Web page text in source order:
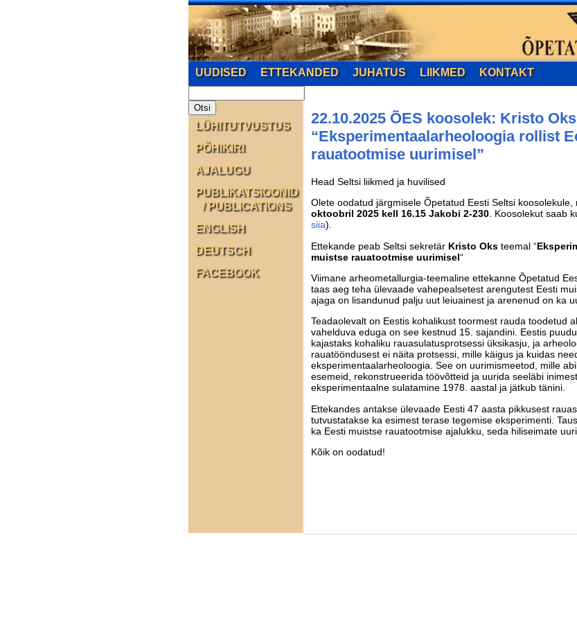
UUDISED ETTEKANDED JUHATUS LIIKMED KONTAKT
22.10.2025 ÕES koosolek: Kristo Oks
“Eksperimentaalarheoloogia rollist
rauatootmise uurimisel”
Head Seltsi liikmed ja huvilised
Olete oodatud järgmisele Õpetatud Eesti Seltsi
oktoobril 2025 kell 16.15 Jakobi 2-230. Koosolekut saab
siia).
Ettekande peab Seltsi sekretär Kristo Oks teemal “
muistse rauatootmise uurimisel“
Viimane arheometallurgia-teemaline ettekanne Õpetatud
taas aeg teha ülevaade vahepealsetest arengutest Eesti
ajaga on lisandunud palju uut leiuainest ja arenenud on ka
Teadaolevalt on Eestis kohalikust toormest rauda toodetud
vahelduva eduga on see kestnud 15. sajandini. Eestis
kajastaks kohaliku rauasulatusprotsessi üksikasju, ja
rauatööndusest ei näita protsessi, mille käigus ja kuidas
eksperimentaalarheoloogia. See on uurimismeetod, mille
esemeid, rekonstrueerida töövõtteid ja uurida seeläbi
eksperimentaalne sulatamine 1978. aastal ja jätkub tänini.
Ettekandes antakse ülevaade Eesti 47 aasta pikkusest
tutvustatakse ka esimest terase tegemise eksperimenti.
ka Eesti muistse rauatootmise ajalukku, seda hiliseimate
Kõik on oodatud!
LÜHITUTVUSTUS
PÕHIKIRI
AJALUGU
PUBLIKATSIOONID
/ PUBLICATIONS
ENGLISH
DEUTSCH
FACEBOOK